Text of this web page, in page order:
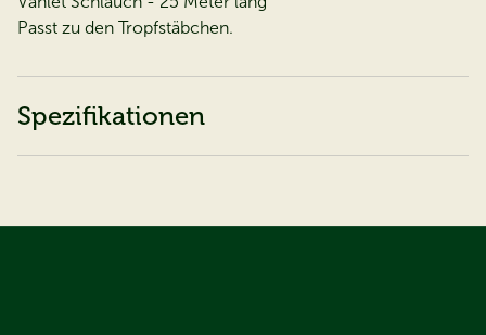
Passt zu den Tropfstäbchen.
Spezifikationen